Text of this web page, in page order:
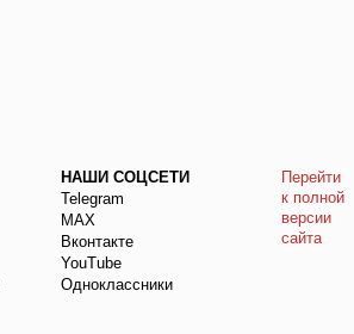
НАШИ СОЦСЕТИ
Telegram
МАХ
Вконтакте
YouTube
Одноклассники
Перейти
к полной
версии
сайта